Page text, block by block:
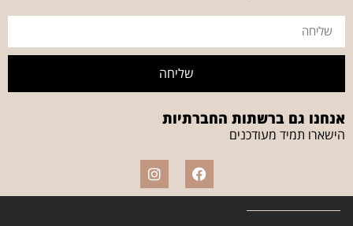
שליחה
אנחנו גם ברשתות החברתיות
הישארו תמיד מעודכנים